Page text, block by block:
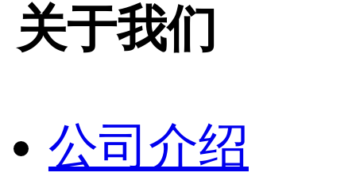
关于我们
公司介绍